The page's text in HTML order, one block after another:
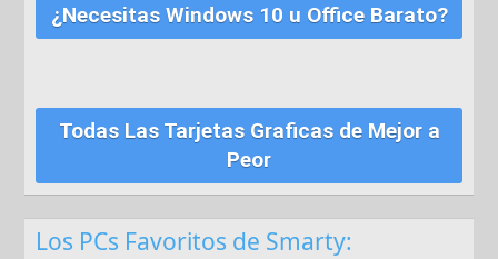
¿Necesitas Windows 10 u Office Barato?
Todas Las Tarjetas Graficas de Mejor a
Peor
Los PCs Favoritos de Smarty: